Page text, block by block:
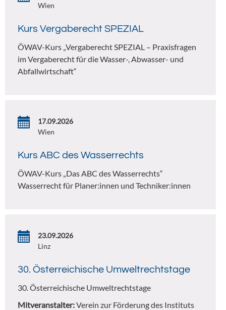
Wien
Kurs Vergaberecht SPEZIAL
ÖWAV-Kurs „Vergaberecht SPEZIAL – Praxisfragen
im Vergaberecht für die Wasser-, Abwasser- und
Abfallwirtschaft“
17.09.2026
Wien
Kurs ABC des Wasserrechts
ÖWAV-Kurs „Das ABC des Wasserrechts“
Wasserrecht für Planer:innen und Techniker:innen
23.09.2026
Linz
30. Österreichische Umweltrechtstage
30. Österreichische Umweltrechtstage
Mitveranstalter:Verein zur Förderung des Instituts